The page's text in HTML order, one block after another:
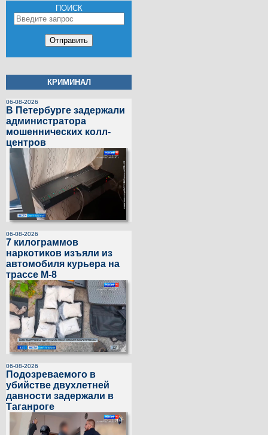
ПОИСК
КРИМИНАЛ
06-08-2026
В Петербурге задержали
администратора
мошеннических колл-
центров
06-08-2026
7 килограммов
наркотиков изъяли из
автомобиля курьера на
трассе М-8
06-08-2026
Подозреваемого в
убийстве двухлетней
давности задержали в
Таганроге